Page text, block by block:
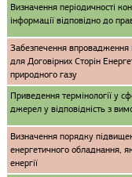
Визначення періодичності
інформації відповідно до
Забезпечення
для Договірних Сторін
природного газу
Приведення термінології у
джерел у відповідність з
Визначення порядку
енергетичного обладнання,
енергії